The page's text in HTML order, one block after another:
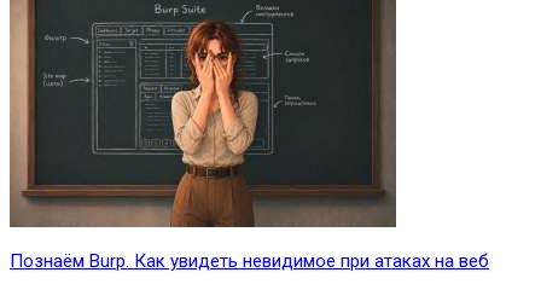
Познаём Burp. Как увидеть невидимое при атаках на веб